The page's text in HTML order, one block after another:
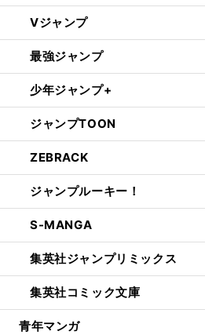
Vジャンプ
最強ジャンプ
少年ジャンプ+
ジャンプTOON
ZEBRACK
ジャンプルーキー！
S-MANGA
集英社ジャンプリミックス
集英社コミック文庫
青年マンガ